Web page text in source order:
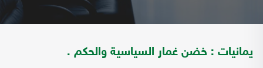
يمانيات : خضن غمار السياسية والحكم .